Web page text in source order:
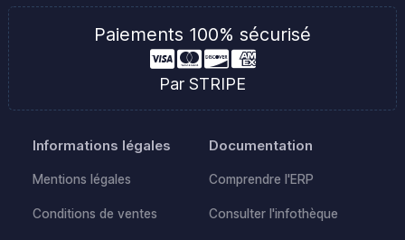
Paiements 100% sécurisé
Par STRIPE
Informations légales
Mentions légales
Conditions de ventes
Documentation
Comprendre l'ERP
Consulter l'infothèque